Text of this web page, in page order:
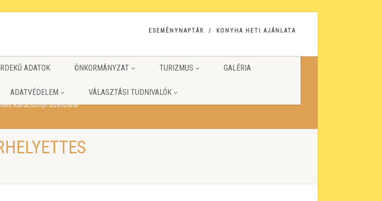
ESEMÉNYNAPTÁR KONYHA HETI AJÁNLATA
ADATOK ÖNKORMÁNYZAT TURIZMUS GALÉRIA
ADATVÉDELEM VÁLASZTÁSI TUDNIVALÓK
karácsonyi üdvözlete